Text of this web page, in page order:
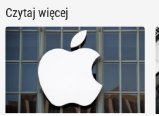
Czytaj więcej